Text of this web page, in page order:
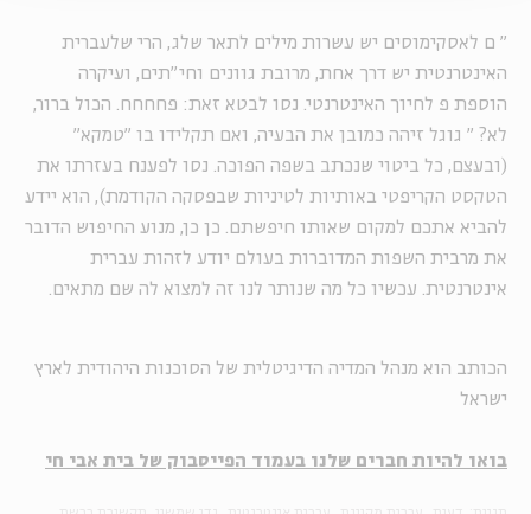
" ם לאסקימוסים יש עשרות מילים לתאר שלג, הרי שלעברית
האינטרנטית יש דרך אחת, מרובת גוונים וחי"תים, ועיקרה
הוספת פ לחיוך האינטרנטי. נסו לבטא זאת: פחחחח. הכול ברור,
לא? " גוגל זיהה כמובן את הבעיה, ואם תקלידו בו "טמקא"
(ובעצם, כל ביטוי שנכתב בשפה הפוכה. נסו לפענח בעזרתו את
הטקסט הקריפטי באותיות לטיניות שבפסקה הקודמת), הוא יידע
להביא אתכם למקום שאותו חיפשתם. כן כן, מנוע החיפוש הדובר
את מרבית השפות המדוברות בעולם יודע לזהות עברית
אינטרנטית. עכשיו כל מה שנותר לנו זה למצוא לה שם מתאים.
הכותב הוא מנהל המדיה הדיגיטלית של הסוכנות היהודית לארץ
ישראל
בואו להיות חברים שלנו בעמוד הפייסבוק של בית אבי חי